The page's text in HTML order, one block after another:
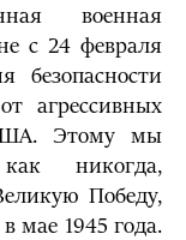
военная
с 24 февраля
безопасности
агрессивных
Этому мы
никогда,
Победу,
мае 1945 года.